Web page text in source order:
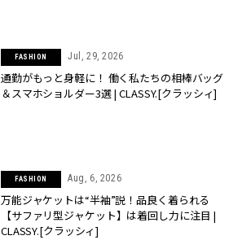
FASHION Jul, 29, 2026
通勤がもっと身軽に！ 働く私たちの相棒バッグ
＆スマホショルダー3選 | CLASSY.[クラッシィ]
FASHION Aug, 6, 2026
万能ジャケットは“半袖”説！品良く着られる
【サファリ型ジャケット】は着回し力に注目 |
CLASSY.[クラッシィ]